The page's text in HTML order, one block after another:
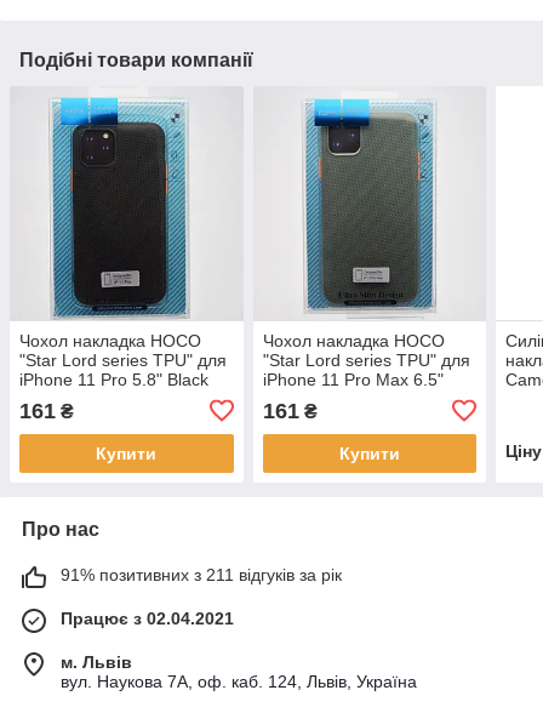
Подібні товари компанії
Чохол накладка HOCO
"Star Lord series TPU" для
iPhone 11 Pro 5.8" Black
161 ₴
Купити
Чохол накладка HOCO
"Star Lord series TPU" для
iPhone 11 Pro Max 6.5"
161₴
Купити
Про нас
91% позитивних з 211 відгуків за рік
Працює з 02.04.2021
м. Львів
вул. Наукова 7А, оф. каб. 124, Львів, Україна